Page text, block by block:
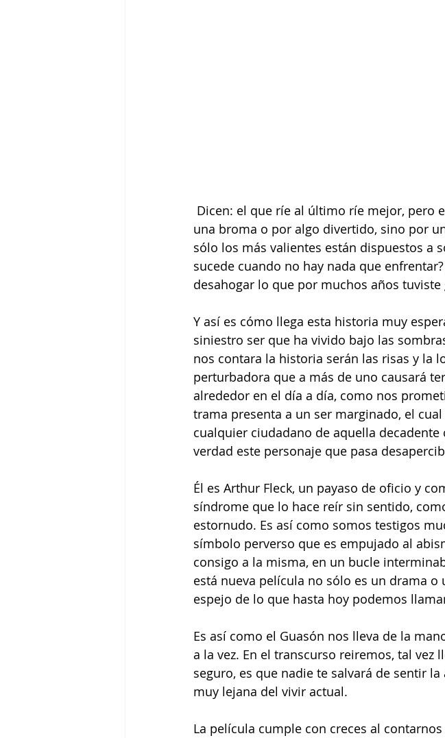
una broma o por algo divertido, sino por
sólo los más valientes están dispuestos a
sucede cuando no hay nada que
desahogar lo que por muchos años
Y así es cómo llega esta historia muy
siniestro ser que ha vivido bajo las
nos contara la historia serán las risas y la
perturbadora que a más de uno causará
alrededor en el día a día, como nos
trama presenta a un ser marginado, el
cualquier ciudadano de aquella
verdad este personaje que pasa
Él es Arthur Fleck, un payaso de oficio y
síndrome que lo hace reír sin sentido,
estornudo. Es así como somos testigos
símbolo perverso que es empujado al
consigo a la misma, en un bucle
está nueva película no sólo es un drama
espejo de lo que hasta hoy podemos
Es así como el Guasón nos lleva de la
a la vez. En el transcurso reiremos, tal
seguro, es que nadie te salvará de sentir
muy lejana del vivir actual.
La película cumple con creces al